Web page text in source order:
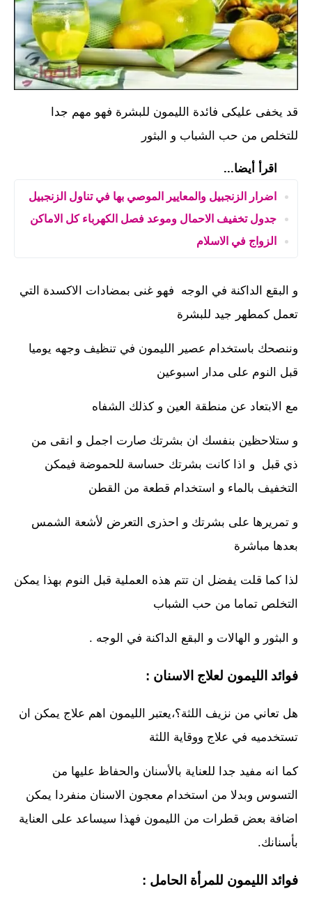
قد يخفى عليكى فائدة الليمون للبشرة فهو مهم جدا
للتخلص من حب الشباب و البثور
اقرأ أيضا...
اضرار الزنجبيل والمعايير الموصي بها في تناول الزنجبيل
جدول تخفيف الاحمال وموعد فصل الكهرباء كل الاماكن
الزواج في الاسلام
و البقع الداكنة في الوجه فهو غنى بمضادات الاكسدة التي
تعمل كمطهر جيد للبشرة
وننصحك باستخدام عصير الليمون في تنظيف وجهه يوميا
قبل النوم على مدار اسبوعين
مع الابتعاد عن منطقة العين و كذلك الشفاه
و ستلاحظين بنفسك ان بشرتك صارت اجمل و انقى من
ذي قبل و اذا كانت بشرتك حساسة للحموضة فيمكن
التخفيف بالماء و استخدام قطعة من القطن
و تمريرها على بشرتك و احذرى التعرض لأشعة الشمس
بعدها مباشرة
لذا كما قلت يفضل ان تتم هذه العملية قبل النوم بهذا يمكن
التخلص تماما من حب الشباب
و البثور و الهالات و البقع الداكنة في الوجه .
فوائد الليمون لعلاج الاسنان :
هل تعاني من نزيف اللثة؟،يعتبر الليمون اهم علاج يمكن ان
تستخدميه في علاج ووقاية اللثة
كما انه مفيد جدا للعناية بالأسنان والحفاظ عليها من
التسوس وبدلا من استخدام معجون الاسنان منفردا يمكن
اضافة بعض قطرات من الليمون فهذا سيساعد على العناية
بأسنانك.
فوائد الليمون للمرأة الحامل :